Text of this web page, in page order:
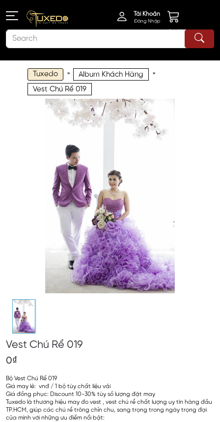
Tài Khoản
Đăng Nhập
Giỏ Hàng
Tuxedo » Album Khách Hàng »
Vest Chú Rể 019
Vest Chú Rể 019
0₫
Bộ Vest Chú Rể 019
Giá may lẻ: vnđ / 1 bộ tùy chất liệu vải
Giá đồng phục: Discount 10-30% tùy số lượng đặt may
Tuxedo là thương hiệu may đo vest , vest chú rể chất lượng uy tín hàng đầu
TP.HCM, giúp các chú rể trông chỉn chu, sang trọng trong ngày trọng đại
của mình với những ưu điểm nổi bật: